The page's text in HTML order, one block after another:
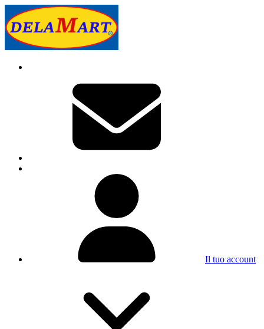
Il tuo account